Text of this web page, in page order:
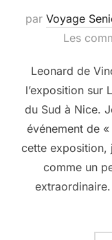
par Voyage
Les
Leonard de
l’exposition sur
du Sud à Nice.
événement de
cette exposition,
comme un